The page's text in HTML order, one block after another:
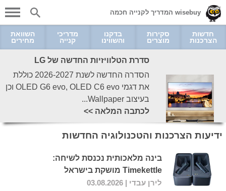
wisebuy המדריך לקנייה חכמה
חדשות
הצרכנות
סקירות
מוצרים
בדקנו
והשווינו
מדריכי
קנייה
השוואת
מחירים
סדרת הטלוויזיות החדשה של LG
הסדרה החדשה לשנת 2026-2027 כוללת
את דגמי OLED G6 evo, OLED C6 evo וכן
בעיצוב Wallpaper...
לכתבה המלאה >>
ידיעות הצרכנות והטכנולוגיה החדשות
בינה מלאכותית נכנסת לשיחה:
Timekettle מושקת בישראל
לירן עבדי | 03.08.2026